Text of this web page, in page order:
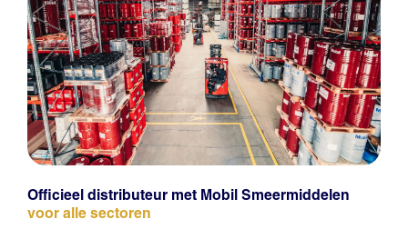
Officieel distributeur met Mobil Smeermiddelen
voor alle sectoren